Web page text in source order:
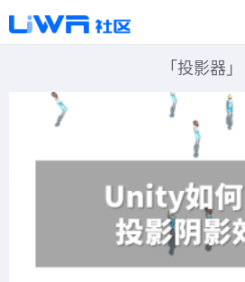
「投影器」